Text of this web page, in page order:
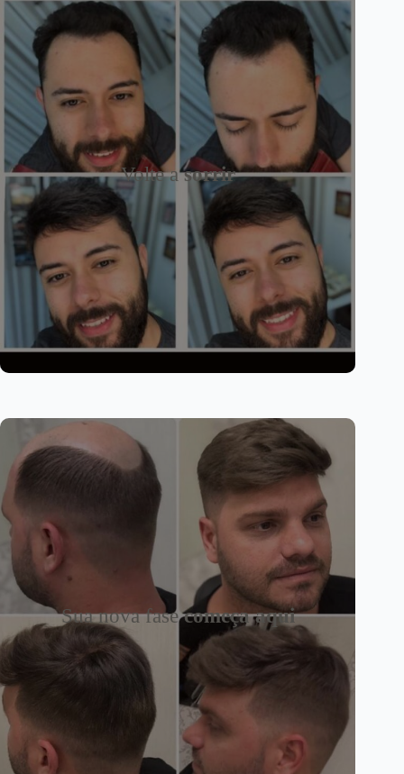
Volte asorrir
Sua nova fasecomeça aqui